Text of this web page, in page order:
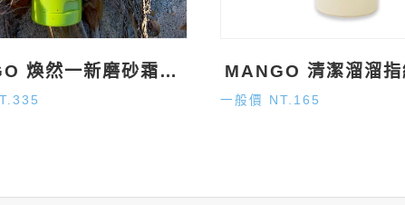
MANGO 煥然一新磨砂霜 8.5oz
一般價 NT.165